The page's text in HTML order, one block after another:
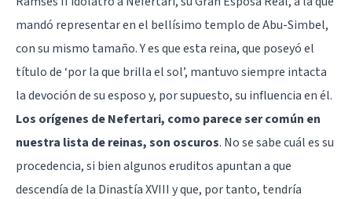
mandó representar en el bellísimo templo de Abu-Simbel,
con su mismo tamaño. Y es que esta reina, que poseyó el
título de ‘por la que brilla el sol’, mantuvo siempre intacta
la devoción de su esposo y, por supuesto, su influencia en él.
Los orígenes de Nefertari, como parece ser común en
nuestra lista de reinas, son oscuros. No se sabe cuál es su
procedencia, si bien algunos eruditos apuntan a que
descendía de la Dinastía XVIII y que, por tanto, tendría